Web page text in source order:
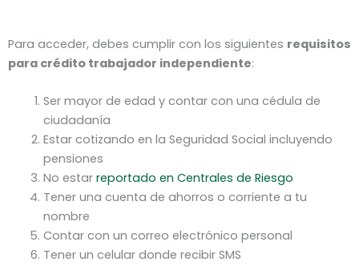
Para acceder, debes cumplir con los siguientes requisitos
para crédito trabajador independiente:
Ser mayor de edad y contar con una cédula de
ciudadanía
Estar cotizando en la Seguridad Social incluyendo
pensiones
No estar reportado en Centrales de Riesgo
Tener una cuenta de ahorros o corriente a tu
nombre
Contar con un correo electrónico personal
Tener un celular donde recibir SMS